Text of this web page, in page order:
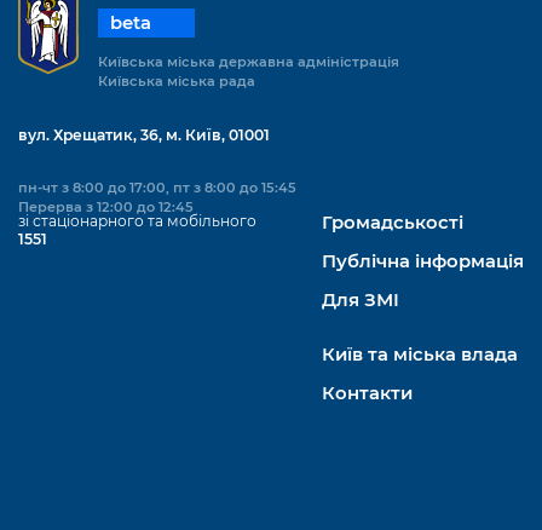
beta
Київська міська державна адміністрація
Київська міська рада
вул. Хрещатик, 36, м. Київ, 01001
пн-чт з 8:00 до 17:00, пт з 8:00 до 15:45
Перерва з 12:00 до 12:45
зі стаціонарного та мобільного
1551
Громадськості
Публічна інформація
Для ЗМІ
Київ та міська влада
Контакти